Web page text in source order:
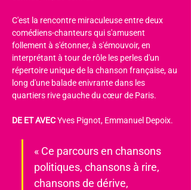
C'est la rencontre miraculeuse entre deux
comédiens-chanteurs qui s'amusent
follement à s'étonner, à s'émouvoir, en
interprétant à tour de rôle les perles d'un
répertoire unique de la chanson française, au
long d'une balade enivrante dans les
quartiers rive gauche du cœur de Paris.
DE ET AVEC Yves Pignot, Emmanuel Depoix.
« Ce parcours en chansons
politiques, chansons à rire,
chansons de dérive,